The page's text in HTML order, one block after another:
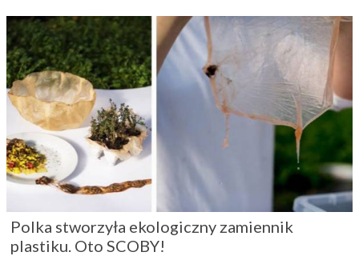
Polka stworzyła ekologiczny zamiennik
plastiku. Oto SCOBY!